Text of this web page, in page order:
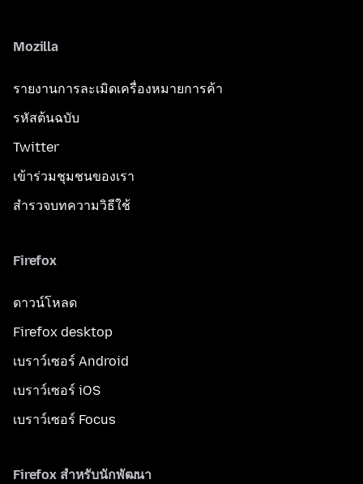
Mozilla
รายงานการละเมิดเครื่องหมายการค้า
รหัสต้นฉบับ
Twitter
เข้าร่วมชุมชนของเรา
สำรวจบทความวิธีใช้
Firefox
ดาวน์โหลด
Firefox desktop
เบราว์เซอร์ Android
เบราว์เซอร์ iOS
เบราว์เซอร์ Focus
Firefox สำหรับนักพัฒนา